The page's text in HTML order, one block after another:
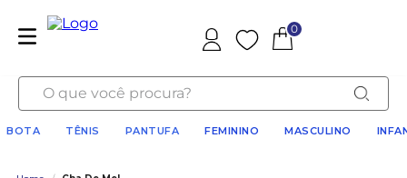
Favoritos
0
O que você procura?
BOTA TÊNIS PANTUFA FEMININO MASCULINO